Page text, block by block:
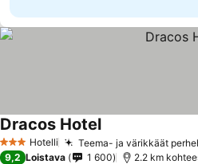
3 Tähtiluokitus
Hotelli Teema- ja värikkäät
Dracos HotelKatso hinnat
9,2 Loistava 1 600 2.2 km